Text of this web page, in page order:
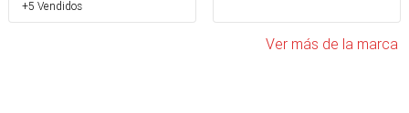
+5 Vendidos
Ver más de la marca